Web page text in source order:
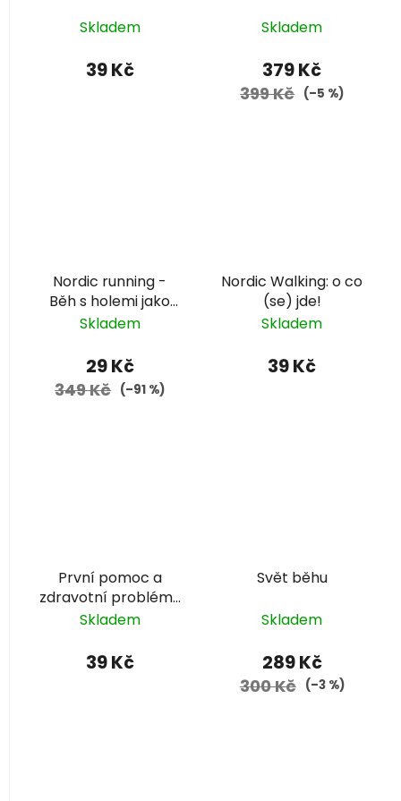
Skladem
39 Kč
Skladem
379 Kč
399 Kč (–5 %)
Nordic running -
Běh s holemi jako
zdravější a
běhání
Skladem
29 Kč
349 Kč (–91 %)
Nordic Walking: o co
(se) jde!
Skladem
39 Kč
První pomoc a
zdravotní problémy
na cestách
Skladem
39 Kč
Svět běhu
Skladem
289 Kč
300 Kč (–3 %)